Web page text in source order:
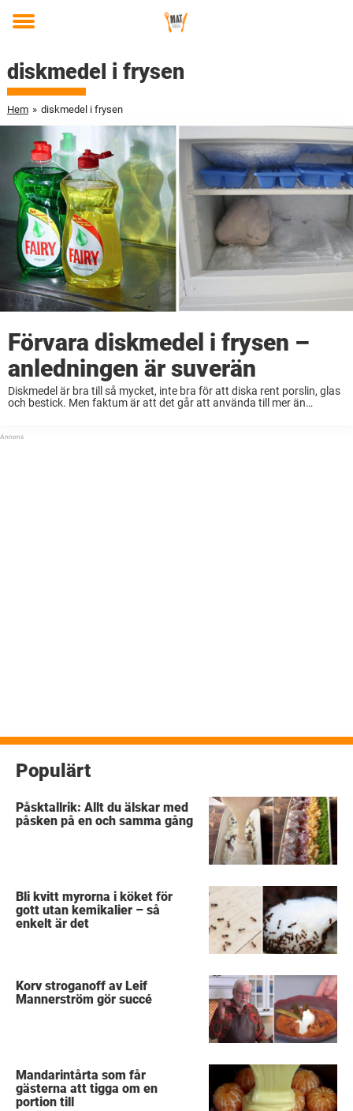
Toggle
diskmedel i frysen
Hem » diskmedel i frysen
Förvara diskmedel i frysen –
anledningen är suverän
Diskmedel är bra till så mycket, inte bra för att diska rent porslin, glas
och bestick. Men faktum är att det går att använda till mer än
Populärt
Påsktallrik: Allt du älskar med
påsken på en och samma gång
Bli kvitt myrorna i köket för
gott utan kemikalier – så
enkelt är det
Korv stroganoff av Leif
Mannerström gör succé
Mandarintårta som får
gästerna att tigga om en
portion till